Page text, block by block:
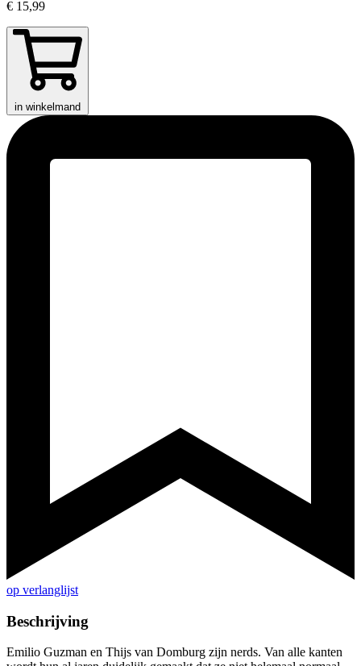
€ 15,99
in winkelmand
op verlanglijst
Beschrijving
Emilio Guzman en Thijs van Domburg zijn nerds. Van alle kanten